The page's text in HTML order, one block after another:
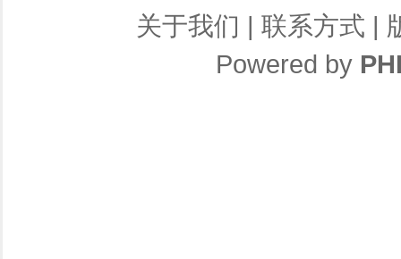
关于我们 | 联系方式 |
Powered by